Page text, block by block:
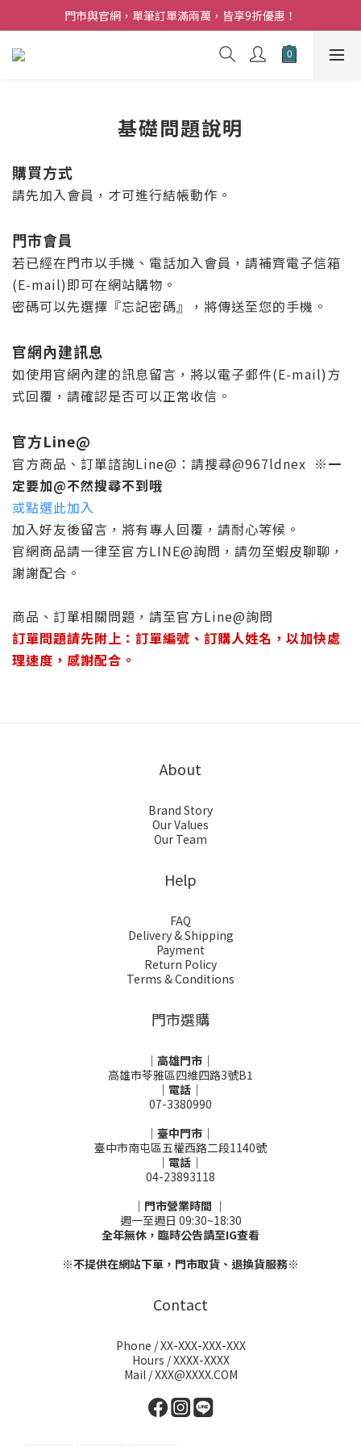
夏日購花福利．消費不限金額【贈】乾燥玫瑰乙束
門市與官網，單筆訂單滿兩萬，皆享9折優惠！
夏日購花福利．消費不限金額【贈】乾燥玫瑰乙束
基礎問題說明
購買方式
請先加入會員，才可進行結帳動作。
門市會員
若已經在門市以手機、電話加入會員，請補齊電子信箱
(E-mail)即可在網站購物。
密碼可以先選擇『忘記密碼』，將傳送至您的手機。
官網內建訊息
如使用官網內建的訊息留言，將以電子郵件(E-mail)方
式回覆，請確認是否可以正常收信。
官方Line@
官方商品、訂單諮詢Line@：請搜尋@967ldnex ※一
定要加@不然搜尋不到哦
或點選此加入
加入好友後留言，將有專人回覆，請耐心等候。
官網商品請一律至官方LINE@詢問，請勿至蝦皮聊聊，
謝謝配合。
商品、訂單相關問題，請至官方Line@詢問
訂單問題請先附上：訂單編號、訂購人姓名，以加快處
理速度，感謝配合。
About
Brand Story
Our Values
Our Team
Help
FAQ
Delivery & Shipping
Payment
Return Policy
Terms & Conditions
門市選購
｜高雄門市｜
高雄市苓雅區四維四路3號B1
｜電話｜
07-3380990
｜臺中門市｜
臺中市南屯區五權西路二段1140號
｜電話｜
04-23893118
｜門市營業時間 ｜
週一至週日 09:30~18:30
全年無休，臨時公告請至IG查看
※不提供在網站下單，門市取貨、退換貨服務※
Contact
Phone / XX-XXX-XXX-XXX
Hours / XXXX-XXXX
Mail / XXX@XXXX.COM